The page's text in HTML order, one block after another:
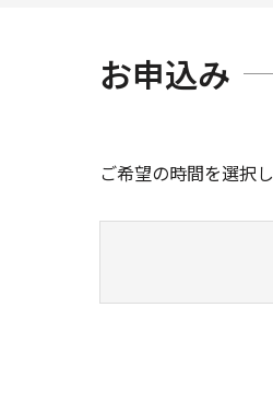
お申込み
ご希望の時間を選択